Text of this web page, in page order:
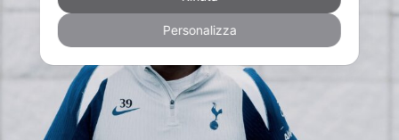
Personalizza